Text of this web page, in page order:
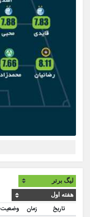
تاریخ زمان وضعیت